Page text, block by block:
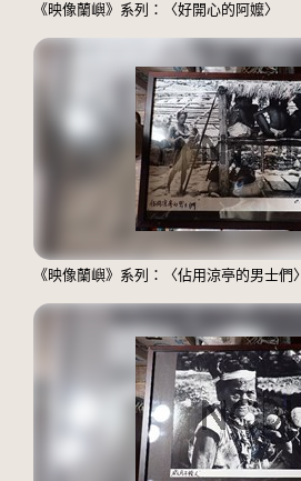
《映像蘭嶼》系列：〈好開心的阿嬤〉
《映像蘭嶼》系列：〈佔用涼亭的男士們〉